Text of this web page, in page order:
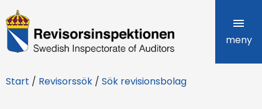
R
e
i
meny
Start / Revisorssök / Sök revisionsbolag